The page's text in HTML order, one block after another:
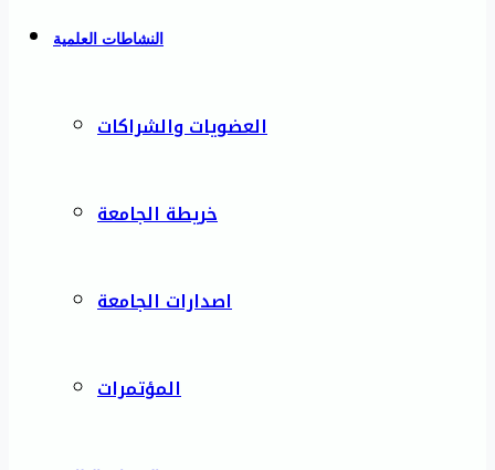
النشاطات العلمية
العضويات والشراكات
خريطة الجامعة
اصدارات الجامعة
المؤتمرات